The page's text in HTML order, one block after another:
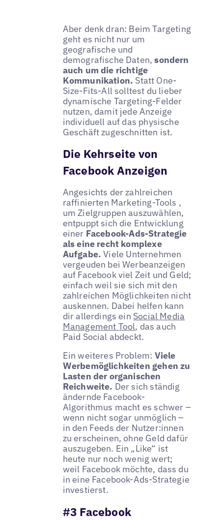
Aber denk dran: Beim Targeting
geht es nicht nur um
geografische und
demografische Daten,sondern
auch um die richtige
Kommunikation. Statt One-
Size-Fits-All solltest du lieber
dynamische Targeting-Felder
nutzen, damit jede Anzeige
individuell auf das physische
Geschäft zugeschnitten ist.
Die Kehrseite von
Facebook Anzeigen
Angesichts der zahlreichen
raffinierten Marketing-Tools ,
um Zielgruppen auszuwählen,
entpuppt sich die Entwicklung
einer Facebook-Ads-Strategie
als eine recht komplexe
Aufgabe. Viele Unternehmen
vergeuden bei Werbeanzeigen
auf Facebook viel Zeit und Geld;
einfach weil sie sich mit den
zahlreichen Möglichkeiten nicht
auskennen. Dabei helfen kann
dir allerdings ein Social Media
Management Tool, das auch
Paid Social abdeckt.
Ein weiteres Problem: Viele
Werbemöglichkeiten gehen zu
Lasten der organischen
Reichweite. Der sich ständig
ändernde Facebook-
Algorithmus macht es schwer –
wenn nicht sogar unmöglich –
in den Feeds der Nutzer:innen
zu erscheinen, ohne Geld dafür
auszugeben. Ein „Like“ ist
heute nur noch wenig wert;
weil Facebook möchte, dass du
in eine Facebook-Ads-Strategie
investierst.
#3 Facebook